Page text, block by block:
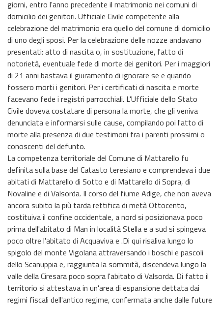
giorni, entro l'anno precedente il matrimonio nei comuni di
domicilio dei genitori. Ufficiale Civile competente alla
celebrazione del matrimonio era quello del comune di domicilio
di uno degli sposi. Per la celebrazione delle nozze andavano
presentati: atto di nascita o, in sostituzione, l'atto di
notorietà, eventuale fede di morte dei genitori. Per i maggiori
di 21 anni bastava il giuramento di ignorare se e quando
fossero morti i genitori. Per i certificati di nascita e morte
facevano fede i registri parrocchiali. L'Ufficiale dello Stato
Civile doveva costatare di persona la morte, che gli veniva
denunciata e informarsi sulle cause, compilando poi l'atto di
morte alla presenza di due testimoni fra i parenti prossimi o
conoscenti del defunto.
La competenza territoriale del Comune di Mattarello fu
definita sulla base del Catasto teresiano e comprendeva i due
abitati di Mattarello di Sotto e di Mattarello di Sopra, di
Novaline e di Valsorda. Il corso del fiume Adige, che non aveva
ancora subito la più tarda rettifica di metà Ottocento,
costituiva il confine occidentale, a nord si posizionava poco
prima dell'abitato di Man in località Stella e a sud si spingeva
poco oltre l'abitato di Acquaviva e .Di qui risaliva lungo lo
spigolo del monte Vigolana attraversando i boschi e pascoli
dello Scanuppia e, raggiunta la sommità, discendeva lungo la
valle della Ciresara poco sopra l'abitato di Valsorda. Di fatto il
territorio si attestava in un'area di espansione dettata dai
regimi fiscali dell'antico regime, confermata anche dalle future